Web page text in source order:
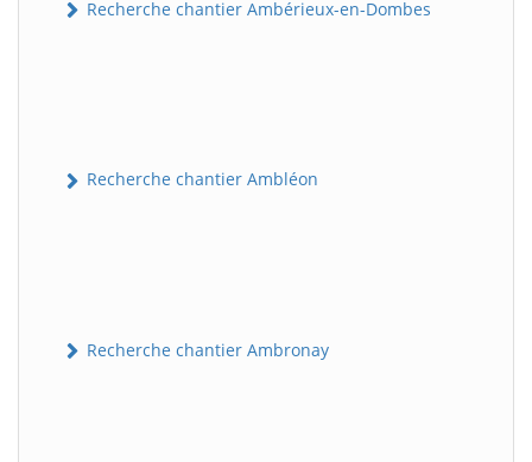
Recherche chantier Ambérieux-en-Dombes
Recherche chantier Ambléon
Recherche chantier Ambronay